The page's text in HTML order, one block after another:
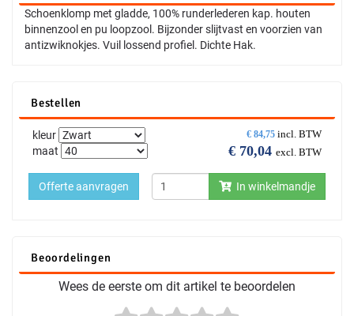
Schoenklomp met gladde, 100% runderlederen kap. houten
binnenzool en pu loopzool. Bijzonder slijtvast en voorzien van
antizwiknokjes. Vuil lossend profiel. Dichte Hak.
Bestellen
€ 84,75 incl. BTW
€ 70,04 excl. BTW
kleur
maat
In winkelmandje
Offerte aanvragen
Beoordelingen
Wees de eerste om dit artikel te beoordelen